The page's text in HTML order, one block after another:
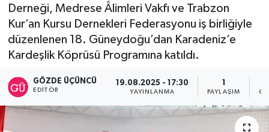
Derneği, Medrese Âlimleri Vakfı ve Trabzon
Kur’an Kursu Dernekleri Federasyonu iş birliğiyle
düzenlenen 18. Güneydoğu’dan Karadeniz’e
Kardeşlik Köprüsü Programına katıldı.
GÖZDE ÜÇÜNCÜ
EDITÖR
19.08.2025 - 17:30
YAYINLANMA
1
PAYLAŞIM
Teknoloji
TRABZON
TRABZONSPOR
Yaşam